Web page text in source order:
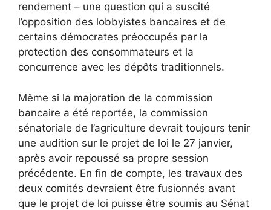
rendement – ​​une question qui a suscité
l’opposition des lobbyistes bancaires et de
certains démocrates préoccupés par la
protection des consommateurs et la
concurrence avec les dépôts traditionnels.
Même si la majoration de la commission
bancaire a été reportée, la commission
sénatoriale de l’agriculture devrait toujours tenir
une audition sur le projet de loi le 27 janvier,
après avoir repoussé sa propre session
précédente. En fin de compte, les travaux des
deux comités devraient être fusionnés avant
que le projet de loi puisse être soumis au Sénat